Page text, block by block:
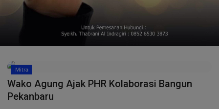
Mitra
Wako Agung Ajak PHR Kolaborasi Bangun
Pekanbaru